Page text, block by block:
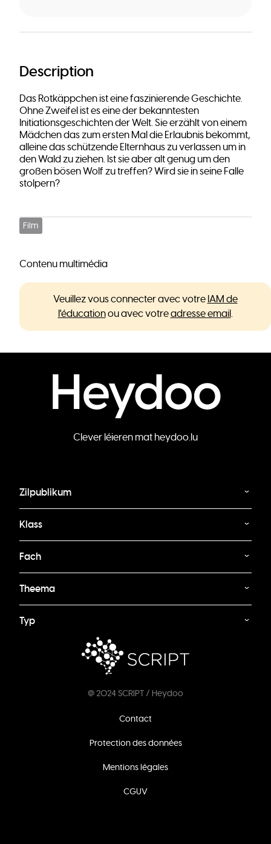
Description
Das Rotkäppchen ist eine faszinierende Geschichte.
Ohne Zweifel ist es eine der bekanntesten
Initiationsgeschichten der Welt. Sie erzählt von einem
Mädchen das zum ersten Mal die Erlaubnis bekommt,
alleine das schützende Elternhaus zu verlassen um in
den Wald zu ziehen. Ist sie aber alt genug um den
großen bösen Wolf zu treffen? Wird sie in seine Falle
stolpern?
Film
Contenu multimédia
Veuillez vous connecter avec votre IAM de
l'éducationou avec votreadresse email.
Clever léieren mat heydoo.lu
Zilpublikum
Klass
Fach
Theema
Typ
@ 2024 SCRIPT / Heydoo
Contact
Protection des données
Mentions légales
CGUV